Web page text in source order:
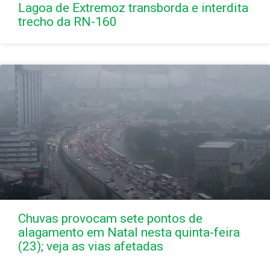
Lagoa de Extremoz transborda e interdita
trecho da RN-160
Chuvas provocam sete pontos de
alagamento em Natal nesta quinta-feira
(23); veja as vias afetadas